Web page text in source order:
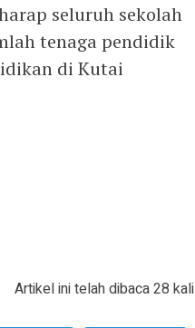
seluruh sekolah
tenaga pendidik
di Kutai
Artikel ini telah dibaca 28 kali